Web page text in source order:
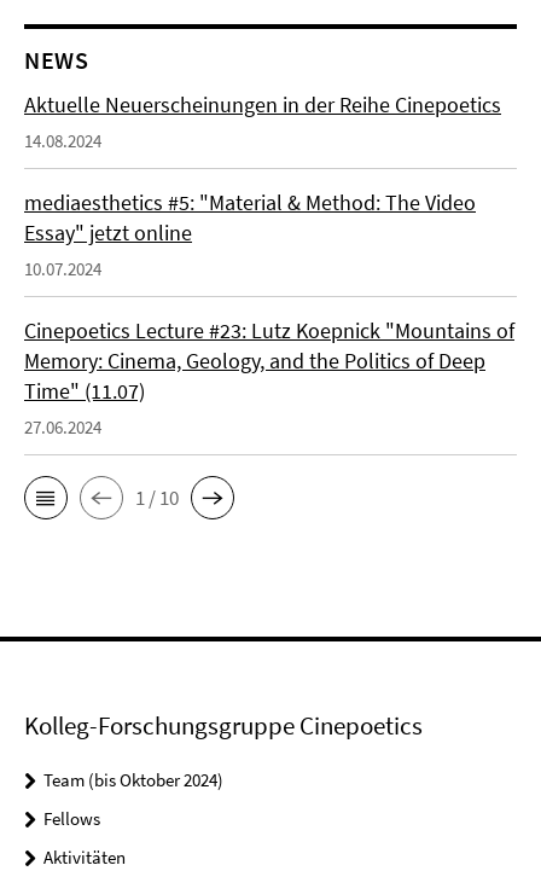
NEWS
Aktuelle Neuerscheinungen in der Reihe Cinepoetics
14.08.2024
mediaesthetics #5: "Material & Method: The Video
Essay" jetzt online
10.07.2024
Cinepoetics Lecture #23: Lutz Koepnick "Mountains of
Memory: Cinema, Geology, and the Politics of Deep
Time" (11.07)
27.06.2024
1 / 10
Kolleg-Forschungsgruppe Cinepoetics
Team (bis Oktober 2024)
Fellows
Aktivitäten